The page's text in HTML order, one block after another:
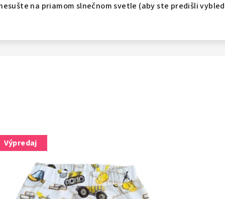
na priamom slnečnom svetle (aby ste predišli
Výpredaj